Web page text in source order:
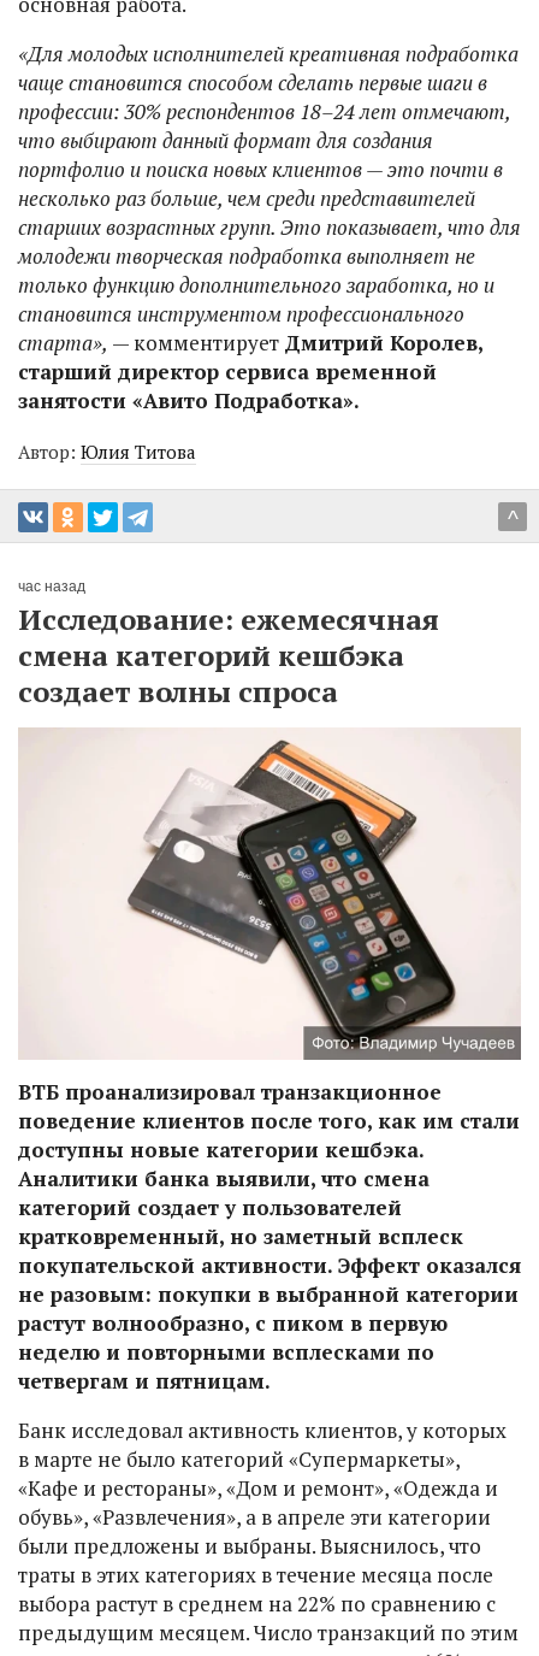
«Для молодых исполнителей креативная подработка
чаще становится способом сделать первые шаги в
профессии: 30% респондентов 18–24 лет отмечают,
что выбирают данный формат для создания
портфолио и поиска новых клиентов — это почти в
несколько раз больше, чем среди представителей
старших возрастных групп. Это показывает, что для
молодежи творческая подработка выполняет не
только функцию дополнительного заработка, но и
становится инструментом профессионального
старта», — комментирует Дмитрий Королев,
старший директор сервиса временной
занятости «Авито Подработка».
Автор: Юлия Титова
^
час назад
Исследование: ежемесячная
смена категорий кешбэка
создает волны спроса
ВТБ проанализировал транзакционное
поведение клиентов после того, как им стали
доступны новые категории кешбэка.
Аналитики банка выявили, что смена
категорий создает у пользователей
кратковременный, но заметный всплеск
покупательской активности. Эффект оказался
не разовым: покупки в выбранной категории
растут волнообразно, с пиком в первую
неделю и повторными всплесками по
четвергам и пятницам.
Банк исследовал активность клиентов, у которых
в марте не было категорий «Супермаркеты»,
«Кафе и рестораны», «Дом и ремонт», «Одежда и
обувь», «Развлечения», а в апреле эти категории
были предложены и выбраны. Выяснилось, что
траты в этих категориях в течение месяца после
выбора растут в среднем на 22% по сравнению с
предыдущим месяцем. Число транзакций по этим